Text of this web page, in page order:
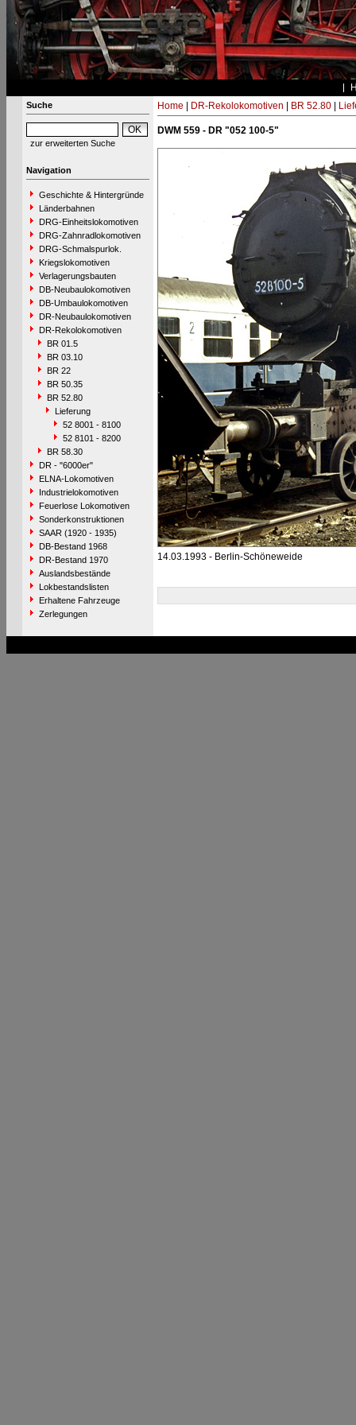
Suche
zur erweiterten Suche
Navigation
Geschichte & Hintergründe
Länderbahnen
DRG-Einheitslokomotiven
DRG-Zahnradlokomotiven
DRG-Schmalspurlok.
Kriegslokomotiven
Verlagerungsbauten
DB-Neubaulokomotiven
DB-Umbaulokomotiven
DR-Neubaulokomotiven
DR-Rekolokomotiven
BR 01.5
BR 03.10
BR 22
BR 50.35
BR 52.80
Lieferung
52 8001 - 8100
52 8101 - 8200
BR 58.30
DR - "6000er"
ELNA-Lokomotiven
Industrielokomotiven
Feuerlose Lokomotiven
Sonderkonstruktionen
SAAR (1920 - 1935)
DB-Bestand 1968
DR-Bestand 1970
Auslandsbestände
Lokbestandslisten
Erhaltene Fahrzeuge
Zerlegungen
Home DR-Rekolokomotiven BR 52.80|
DWM 559 - DR "052 100-5"
14.03.1993 - Berlin-Schöneweide